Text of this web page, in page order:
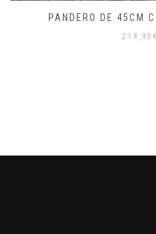
PANDERO DE 45CM
214,95 €